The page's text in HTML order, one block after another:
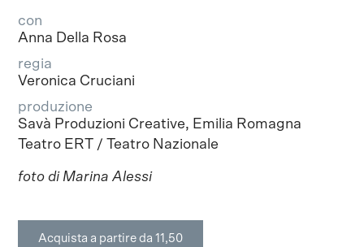
con
Anna Della Rosa
regia
Veronica Cruciani
produzione
Savà Produzioni Creative, Emilia Romagna
Teatro ERT / Teatro Nazionale
foto di Marina Alessi
Acquista a partire da 11,50